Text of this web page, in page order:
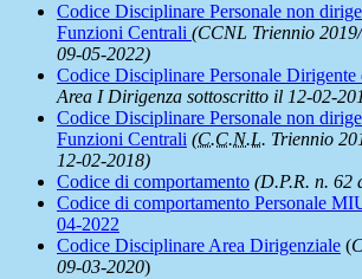
Codice Disciplinare Personale non
Funzioni Centrali (CCNL Triennio
09-05-2022)
Codice Disciplinare Personale Dirigente
Area I Dirigenza sottoscritto il 12-02-
Codice Disciplinare Personale non
Funzioni Centrali (C.C.N.L. Triennio
12-02-2018)
Codice di comportamento (D.P.R. n. 62
Codice di comportamento Personale
04-2022
Codice Disciplinare Area Dirigenziale (
09-03-2020)